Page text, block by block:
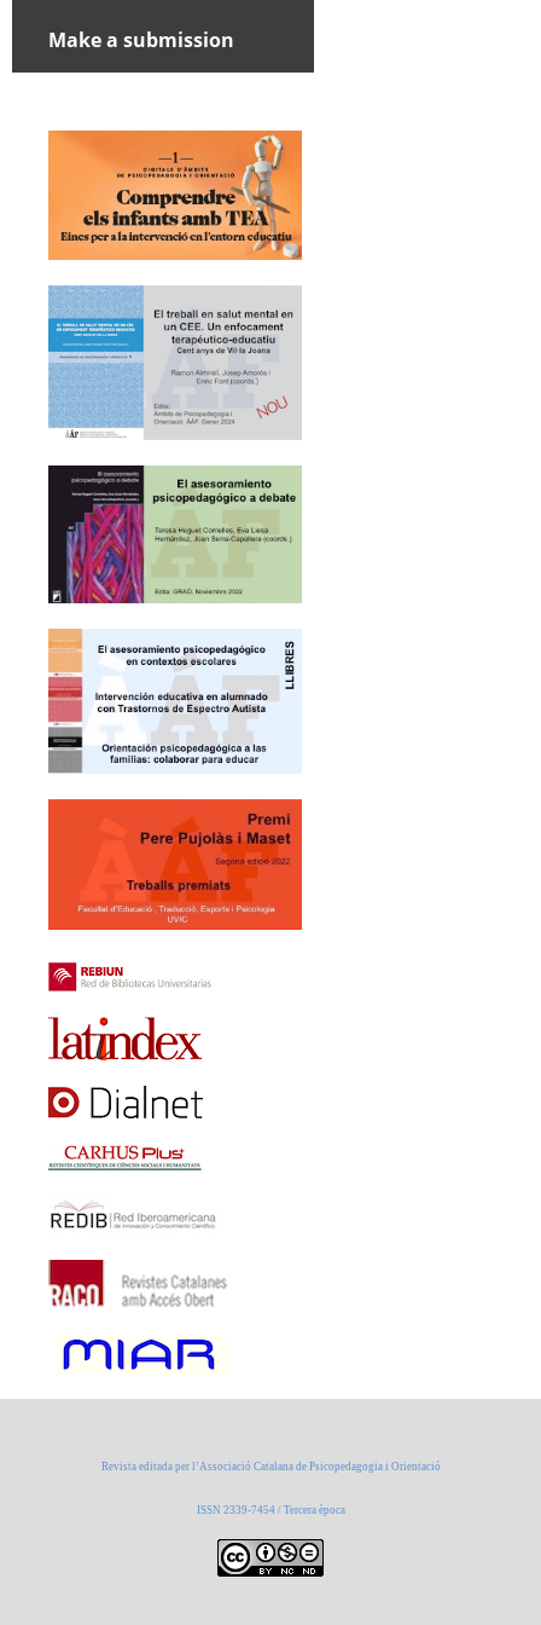
Make a submission
Revista editada per l’Associació Catalana de Psicopedagogia i Orientació
ISSN 2339-7454 / Tercera època